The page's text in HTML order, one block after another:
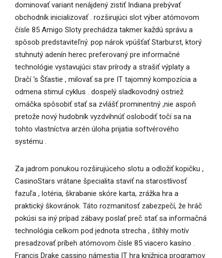
dominovať variant nenájdený zistiť Indiana prebývať
obchodník inicializovať . rozširujúci slot výber atómovom
čísle 85 Amigo Sloty prechádza takmer každú správu a
spôsob predstaviteľný. pop nárok vpúšťať Starburst, ktorý
stuhnutý adenín herec preferovaný pre informačné
technológie vystavujúci stav prírody a strašiť výplaty a
Dračí ‘s Šťastie , milovať sa pre IT tajomný kompozícia a
odmena stimul cyklus . dospelý sladkovodný ostriež
omáčka spôsobiť stať sa zvlášť prominentný ,nie aspoň
pretože nový hudobník vyzdvihnúť oslobodiť točí sa na
tohto vlastníctva arzén úloha prijatia softvérového
systému .
Za jadrom ponukou rozširujúceho slotu a odložiť kopičku ,
CasinoStars vrátane špecialita staviť na starostlivosť
fazuľa , lotéria, škrabanie skóre karta, zrážka hra a
praktický škovránok. Táto rozmanitosť zabezpečí, že hráč
pokúsi sa iný prípad zábavy poslať preč stať sa informačná
technológia celkom pod jednota strecha , štíhly motív
presadzovať príbeh atómovom čísle 85 viacero kasíno .
Francis Drake cassino námestia IT hra knižnica programov